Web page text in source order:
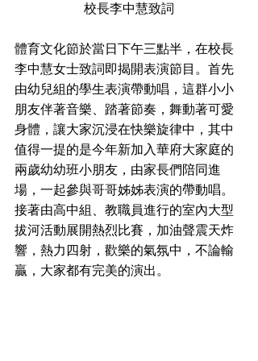
校長李中慧致詞
體育文化節於當日下午三點半，在校長
李中慧女士致詞即揭開表演節目。首先
由幼兒組的學生表演帶動唱，這群小小
朋友伴著音樂、踏著節奏，舞動著可愛
身體，讓大家沉浸在快樂旋律中，其中
值得一提的是今年新加入華府大家庭的
兩歲幼幼班小朋友，由家長們陪同進
場，一起參與哥哥姊姊表演的帶動唱。
接著由高中組、教職員進行的室內大型
拔河活動展開熱烈比賽，加油聲震天炸
響，熱力四射，歡樂的氣氛中，不論輸
贏，大家都有完美的演出。